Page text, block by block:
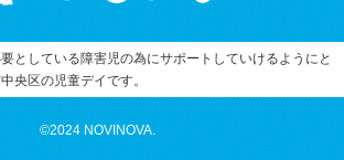
としている障害児の為にサポートしていけるようにと
央区の児童デイです。
©2024NOVINOVA.